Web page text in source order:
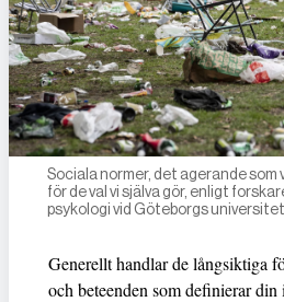
Sociala normer, det agerande
för de val vi själva gör, enligt
­psykologi vid Göteborgs
Generellt handlar de långsiktiga
och beteenden som definierar